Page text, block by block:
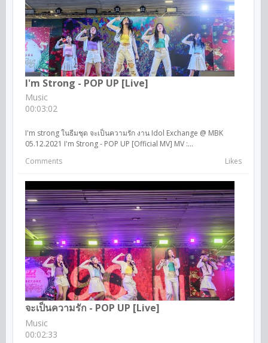
I'm Strong - POP UP [Live]
Music
00:03:02
I'm strong ในธีมชุด จะเป็นความรัก งาน Idol Exchange @ MBK
05.12.2021 I'm Strong - POP UP [Official MV] MV :...
Comments
Likes
จะเป็นความรัก - POP UP [Live]
Music
00:02:33